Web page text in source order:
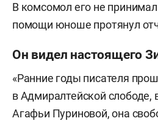
В комсомол его не
помощи юноше протянул
Он видел настоящего
«Ранние годы писателя
в Адмиралтейской слободе,
Агафьи Пуриновой, она